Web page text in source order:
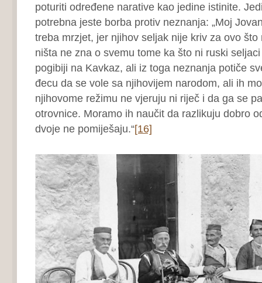
poturiti određene narative kao jedine istinite.
potrebna jeste borba protiv neznanja: „Moj
treba mrzjet, jer njihov seljak nije kriv za ovo što
ništa ne zna o svemu tome ka što ni ruski
pogibiji na Kavkaz, ali iz toga neznanja potiče
đecu da se vole sa njihovijem narodom, ali ih
njihovome režimu ne vjeruju ni riječ i da ga se
otrovnice. Moramo ih naučit da razlikuju dobro
dvoje ne pomiješaju.“[16]